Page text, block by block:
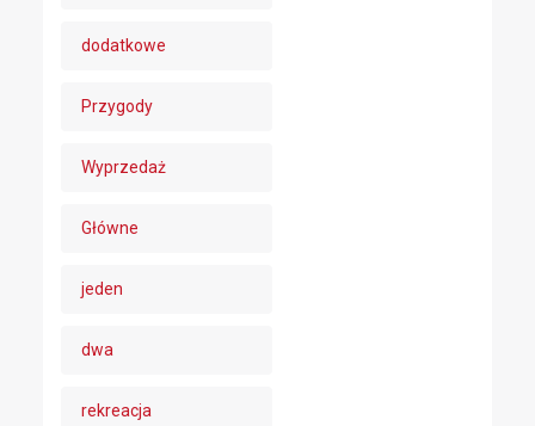
dodatkowe
Przygody
Wyprzedaż
Główne
jeden
dwa
rekreacja